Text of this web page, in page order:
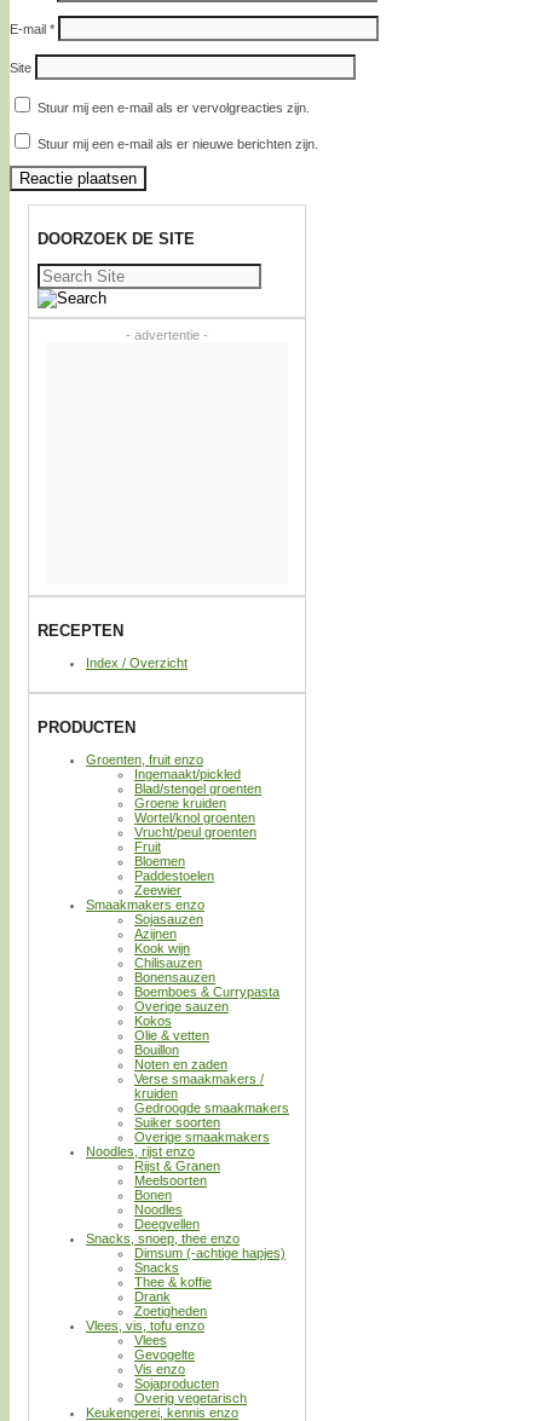
E-mail *
Site
Stuur mij een e-mail als er vervolgreacties zijn.
Stuur mij een e-mail als er nieuwe berichten zijn.
DOORZOEK DE SITE
Zoeken
naar:
- advertentie -
RECEPTEN
Index / Overzicht
PRODUCTEN
Groenten, fruit enzo
Ingemaakt/pickled
Blad/stengel groenten
Groene kruiden
Wortel/knol groenten
Vrucht/peul groenten
Fruit
Bloemen
Paddestoelen
Zeewier
Smaakmakers enzo
Sojasauzen
Azijnen
Kook wijn
Chilisauzen
Bonensauzen
Boemboes & Currypasta
Overige sauzen
Kokos
Olie & vetten
Bouillon
Noten en zaden
Verse smaakmakers /
kruiden
Gedroogde smaakmakers
Suiker soorten
Overige smaakmakers
Noodles, rijst enzo
Rijst & Granen
Meelsoorten
Bonen
Noodles
Deegvellen
Snacks, snoep, thee enzo
Dimsum (-achtige hapjes)
Snacks
Thee & koffie
Drank
Zoetigheden
Vlees, vis, tofu enzo
Vlees
Gevogelte
Vis enzo
Sojaproducten
Overig vegetarisch
Keukengerei, kennis enzo